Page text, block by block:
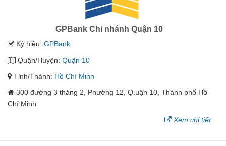
GPBank Chi nhánh Quận 10
Ký hiệu: GPBank
Quận/Huyện: Quận 10
Tỉnh/Thành: Hồ Chí Minh
300 đường 3 tháng 2, Phường 12, Q.uận 10, Thành phố Hồ
Chí Minh
Xem chi tiết